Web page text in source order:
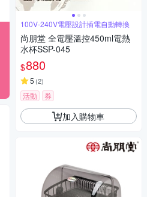
100V-240V電壓設計插電自動轉換
尚朋堂 全電壓溫控450ml電熱
水杯SSP-045
$880
5 (2)
活動 券
加入購物車